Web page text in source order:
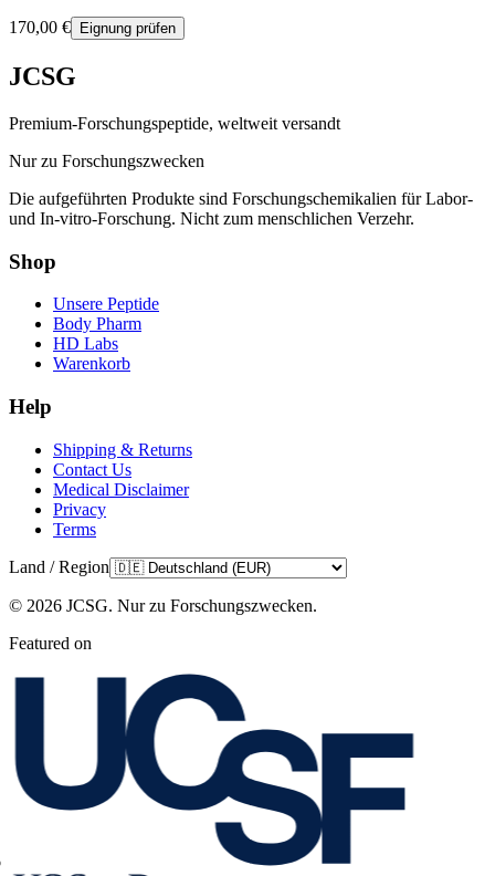
170,00 € Eignung prüfen
JCSG
Premium-Forschungspeptide, weltweit versandt
Nur zu Forschungszwecken
Die aufgeführten Produkte sind Forschungschemikalien für Labor-
und In-vitro-Forschung. Nicht zum menschlichen Verzehr.
Shop
Unsere Peptide
Body Pharm
HD Labs
Warenkorb
Help
Shipping & Returns
Contact Us
Medical Disclaimer
Privacy
Terms
Land / Region
© 2026 JCSG. Nur zu Forschungszwecken.
Featured on